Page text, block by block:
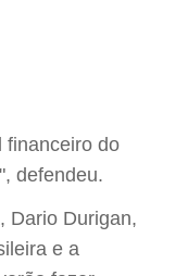
financeiro do
defendeu.
Dario Durigan,
e a